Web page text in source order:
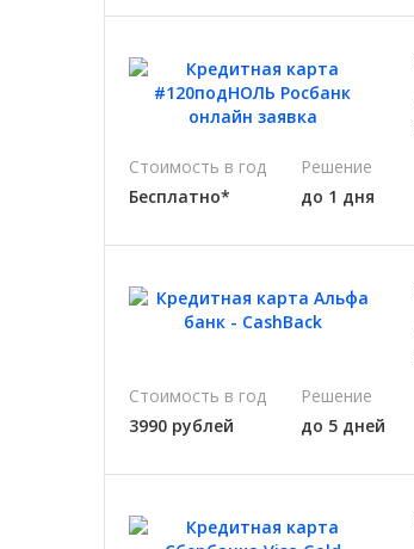
Стоимость в год
Бесплатно*
Решение
до 1 дня
Стоимость в год
3990 рублей
Решение
до 5 дней